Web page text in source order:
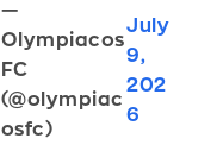
—
Olympiacos
FC
(@olympiac
osfc)
July
9,
202
6